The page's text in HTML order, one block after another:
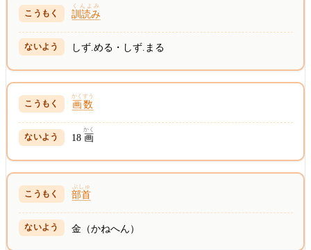
訓読み
くんよみ
しず.める・しず.まる
画数
かくすう
18 画
かく
部首
ぶしゅ
金（かねへん）